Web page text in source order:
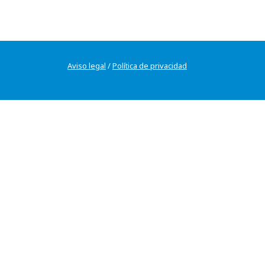
Aviso legal /Política de privacidad